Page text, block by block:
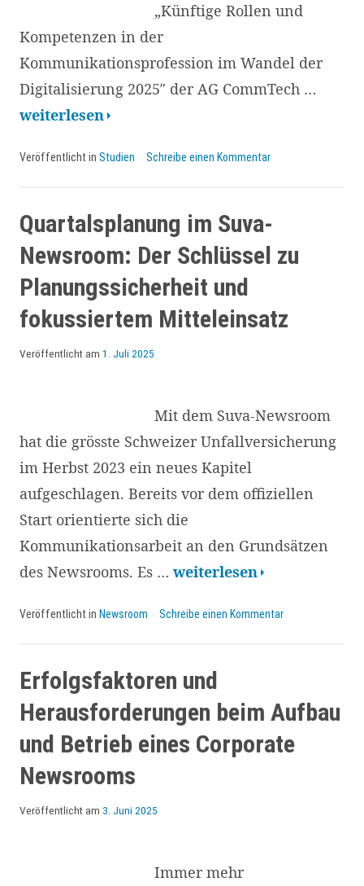
„Künftige Rollen und
Kompetenzen in der
Kommunikationsprofession im Wandel der
Digitalisierung 2025″ der AG CommTech …
Studie
Kommunikation
Wandel:
KI
prägt
sechs
neue
Rollencluster
weiterlesen
Veröffentlicht in Studien Schreibe einen Kommentar
Quartalsplanung im Suva-
Newsroom: Der Schlüssel zu
Planungssicherheit und
fokussiertem Mitteleinsatz
Veröffentlicht am 1. Juli 2025
Mit dem Suva-Newsroom
hat die grösste Schweizer Unfallversicherung
im Herbst 2023 ein neues Kapitel
aufgeschlagen. Bereits vor dem offiziellen
Start orientierte sich die
Kommunikationsarbeit an den Grundsätzen
des Newsrooms. Es … Quartalsplanung
Suva-
Der
Schlüssel
zu
Planungssicherheit
weiterlesen
Veröffentlicht in Newsroom Schreibe einen Kommentar
Erfolgsfaktoren und
Herausforderungen beim Aufbau
und Betrieb eines Corporate
Newsrooms
Veröffentlicht am 3. Juni 2025
Immer mehr